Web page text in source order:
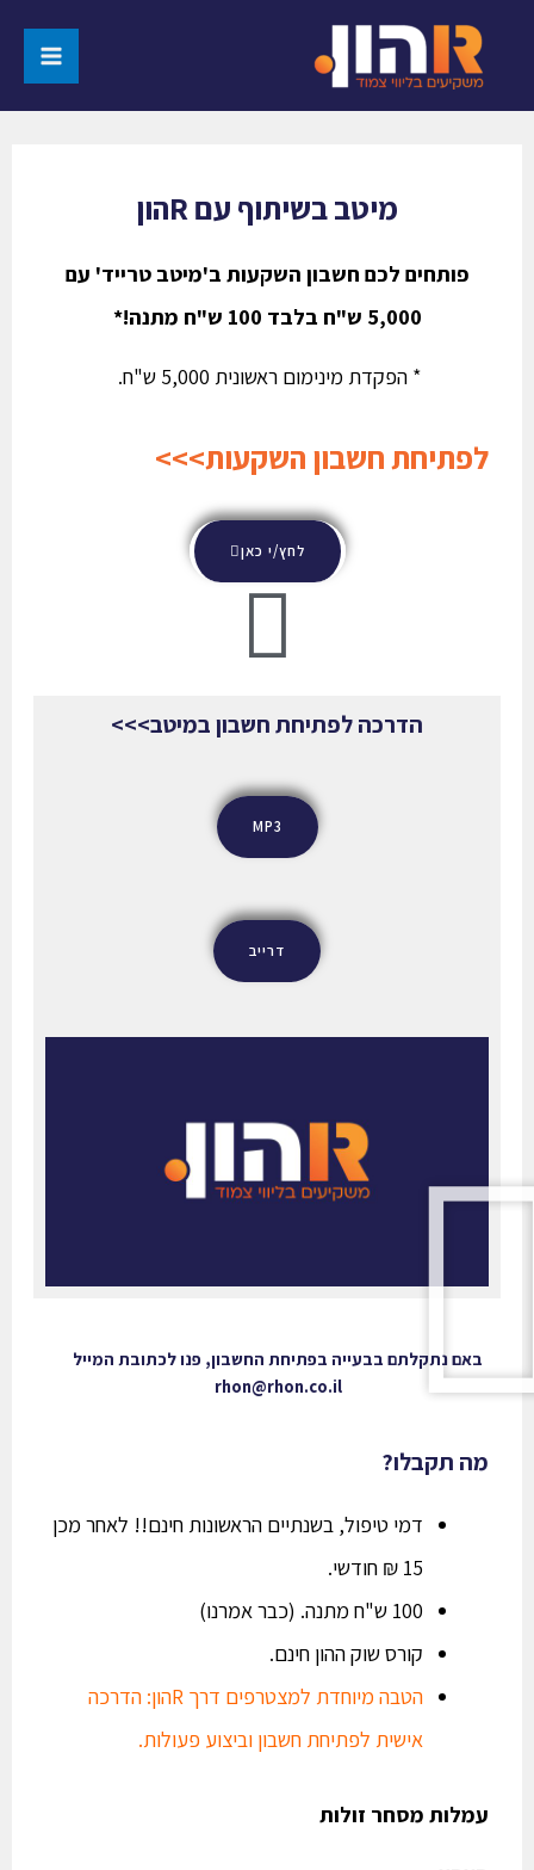
מיטב בשיתוף עם Rהון
פותחים לכם חשבון השקעות ב'מיטב טרייד' עם
5,000 ש"ח בלבד 100 ש"ח מתנה!*
* הפקדת מינימום ראשונית 5,000 ש"ח.
לפתיחת חשבון השקעות>>>
לחץ/י כאן
הדרכה לפתיחת חשבון במיטב>>>
MP3
דרייב
באם נתקלתם בבעייה בפתיחת החשבון, פנו לכתובת המייל
rhon@rhon.co.il
מה תקבלו?
דמי טיפול, בשנתיים הראשונותחינם!! לאחר מכן
15 ₪ חודשי.
100 ש"ח מתנה. (כבר אמרנו)
קורס שוק ההון חינם.
הטבה מיוחדת למצטרפים דרך Rהון: הדרכה
אישית לפתיחת חשבון וביצוע פעולות.
עמלות מסחר זולות